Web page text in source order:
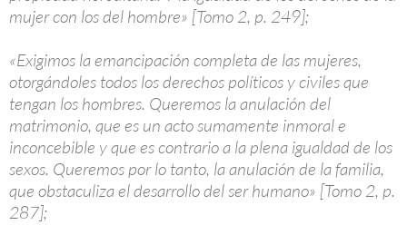
mujer con los del hombre» [Tomo 2, p. 249];
«Exigimos la emancipación completa de las mujeres,
otorgándoles todos los derechos políticos y civiles que
tengan los hombres. Queremos la anulación del
matrimonio, que es un acto sumamente inmoral e
inconcebible y que es contrario a la plena igualdad de los
sexos. Queremos por lo tanto, la anulación de la familia,
que obstaculiza el desarrollo del ser humano» [Tomo 2, p.
287];